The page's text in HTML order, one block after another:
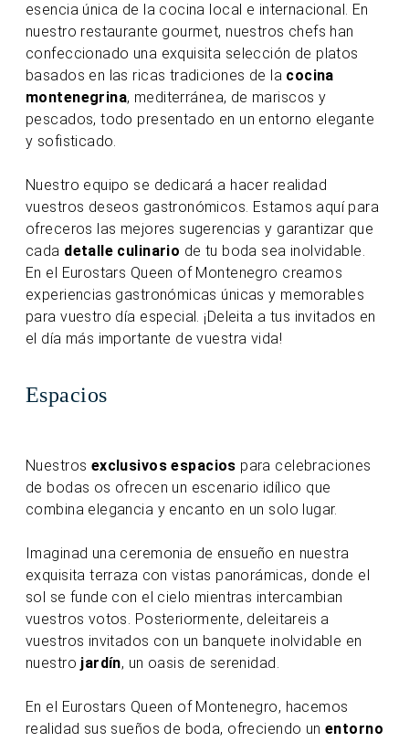
esencia única de la cocina local e internacional. En
nuestro restaurante gourmet, nuestros chefs han
confeccionado una exquisita selección de platos
basados en las ricas tradiciones de la cocina
montenegrina, mediterránea, de mariscos y
pescados, todo presentado en un entorno elegante
y sofisticado.
Nuestro equipo se dedicará a hacer realidad
vuestros deseos gastronómicos. Estamos aquí para
ofreceros las mejores sugerencias y garantizar que
cada detalle culinario de tu boda sea inolvidable.
En el Eurostars Queen of Montenegro creamos
experiencias gastronómicas únicas y memorables
para vuestro día especial. ¡Deleita a tus invitados en
el día más importante de vuestra vida!
Espacios
Nuestros exclusivos espacios para celebraciones
de bodas os ofrecen un escenario idílico que
combina elegancia y encanto en un solo lugar.
Imaginad una ceremonia de ensueño en nuestra
exquisita terraza con vistas panorámicas, donde el
sol se funde con el cielo mientras intercambian
vuestros votos. Posteriormente, deleitareis a
vuestros invitados con un banquete inolvidable en
nuestro jardín, un oasis de serenidad.
En el Eurostars Queen of Montenegro, hacemos
realidad sus sueños de boda, ofreciendo unentorno